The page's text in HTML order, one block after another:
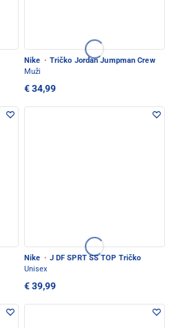
Nike · Tričko Jordan Jumpman Crew
Muži
€ 34,99
Nike · J DF SPRT SS TOP Tričko
Unisex
€ 39,99